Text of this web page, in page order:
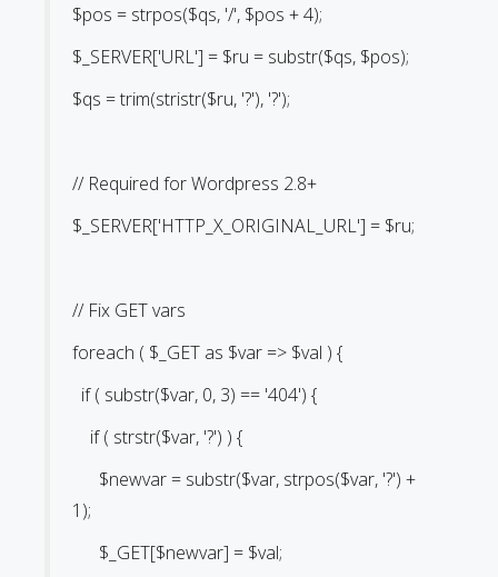
$pos = strpos($qs, '/', $pos + 4);
$_SERVER['URL'] = $ru = substr($qs, $pos);
$qs = trim(stristr($ru, '?'), '?');
// Required for Wordpress 2.8+
$_SERVER['HTTP_X_ORIGINAL_URL'] = $ru;
// Fix GET vars
foreach ( $_GET as $var => $val ) {
if ( substr($var, 0, 3) == '404') {
if ( strstr($var, '?') ) {
$newvar = substr($var, strpos($var, '?') +
1);
$_GET[$newvar] = $val;